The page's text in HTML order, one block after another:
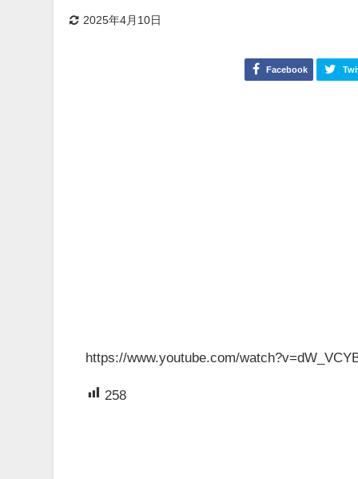
2025年4月10日
Facebook
https://www.youtube.com/
258